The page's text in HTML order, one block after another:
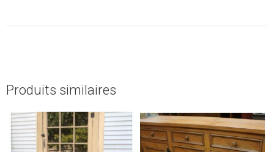
Produits similaires